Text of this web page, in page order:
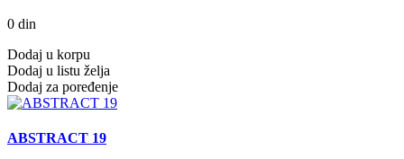
0 din
Dodaj u korpu
Dodaj u listu želja
Dodaj za poređenje
ABSTRACT 19